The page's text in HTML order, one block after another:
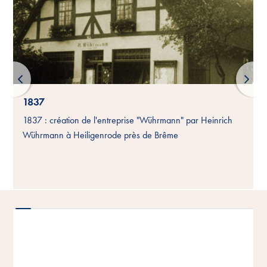
1837
1837 : création de l'entreprise "Wührmann" par Heinrich
Wührmann à Heiligenrode près de Brême